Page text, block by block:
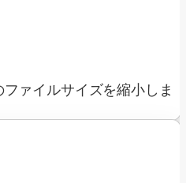
ァイルサイズを縮小しま